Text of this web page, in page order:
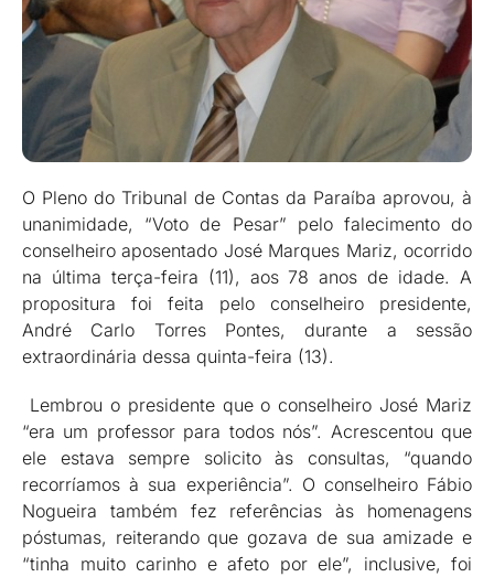
O Pleno do Tribunal de Contas da Paraíba aprovou, à
unanimidade, “Voto de Pesar” pelo falecimento do
conselheiro aposentado José Marques Mariz, ocorrido
na última terça-feira (11), aos 78 anos de idade. A
propositura foi feita pelo conselheiro presidente,
André Carlo Torres Pontes, durante a sessão
extraordinária dessa quinta-feira (13).
Lembrou o presidente que o conselheiro José Mariz
“era um professor para todos nós”. Acrescentou que
ele estava sempre solicito às consultas, “quando
recorríamos à sua experiência”. O conselheiro Fábio
Nogueira também fez referências às homenagens
póstumas, reiterando que gozava de sua amizade e
“tinha muito carinho e afeto por ele”, inclusive, foi